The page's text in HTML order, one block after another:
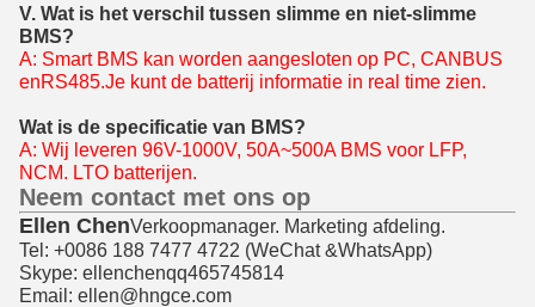
V. Wat is het verschil tussen slimme en niet-slimme
BMS?
A: Smart BMS kan worden aangesloten op PC, CANBUS
enRS485. Je kunt de batterij informatie in real time zien.
Wat is de specificatie van BMS?
A: Wij leveren 96V-1000V, 50A~500A BMS voor LFP,
NCM. LTO batterijen.
Neem contact met ons op
Ellen ChenVerkoopmanager. Marketing afdeling.
Tel: +0086 188 7477 4722 (WeChat &WhatsApp)
Skype: ellenchenqq465745814
Email: ellen@hngce.com